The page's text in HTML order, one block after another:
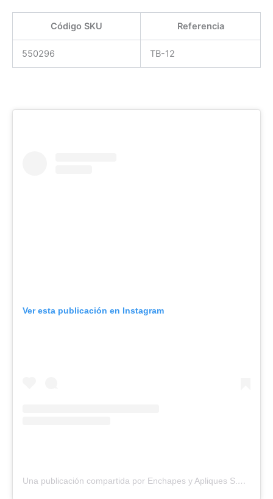
Código SKU Referencia
550296 TB-12
Ver esta publicación en Instagram
Una publicación compartida por Enchapes y Apliques S.A (@enchapesyapliques)